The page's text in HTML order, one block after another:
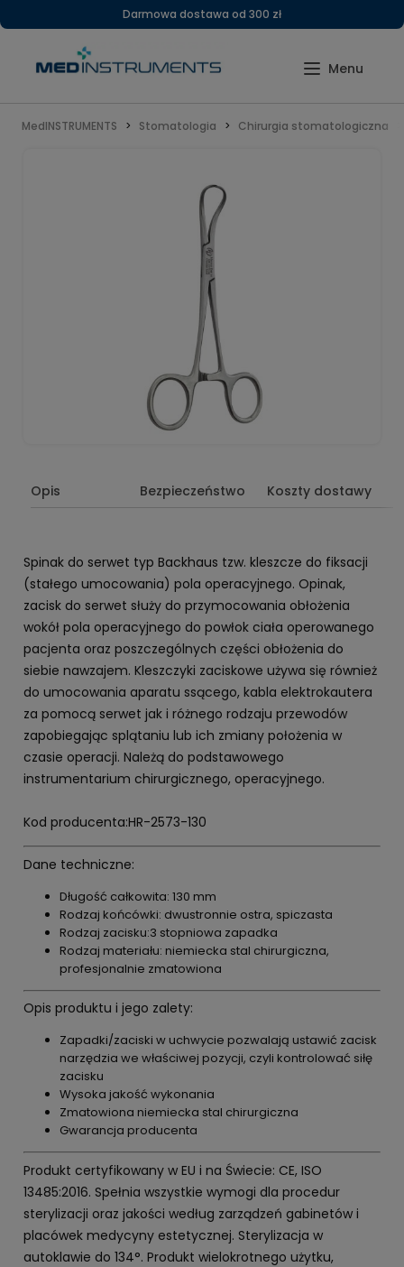
Darmowa dostawa od 300 zł
MedINSTRUMENTS Stomatologia Chirurgia stomatologiczna
Opis Bezpieczeństwo Koszty dostawy
Spinak do serwet typ Backhaus tzw. kleszcze do fiksacji
(stałego umocowania) pola operacyjnego. Opinak,
zacisk do serwet służy do przymocowania obłożenia
wokół pola operacyjnego do powłok ciała operowanego
pacjenta oraz poszczególnych części obłożenia do
siebie nawzajem. Kleszczyki zaciskowe używa się również
do umocowania aparatu ssącego, kabla elektrokautera
za pomocą serwet jak i różnego rodzaju przewodów
zapobiegając splątaniu lub ich zmiany położenia w
czasie operacji. Należą do podstawowego
instrumentarium chirurgicznego, operacyjnego.
Kod producenta:HR-2573-130
Dane techniczne:
Długość całkowita: 130 mm
Rodzaj końcówki: dwustronnie ostra, spiczasta
Rodzaj zacisku:3 stopniowa zapadka
Rodzaj materiału: niemiecka stal chirurgiczna,
profesjonalnie zmatowiona
Opis produktu i jego zalety:
Zapadki/zaciski w uchwycie pozwalają ustawić zacisk
narzędzia we właściwej pozycji, czyli kontrolować siłę
zacisku
Wysoka jakość wykonania
Zmatowiona niemiecka stal chirurgiczna
Gwarancja producenta
Produkt certyfikowany w EU i na Świecie: CE, ISO
13485:2016. Spełnia wszystkie wymogi dla procedur
sterylizacji oraz jakości według zarządzeń gabinetów i
placówek medycyny estetycznej. Sterylizacja w
autoklawie do 134°. Produkt wielokrotnego użytku,